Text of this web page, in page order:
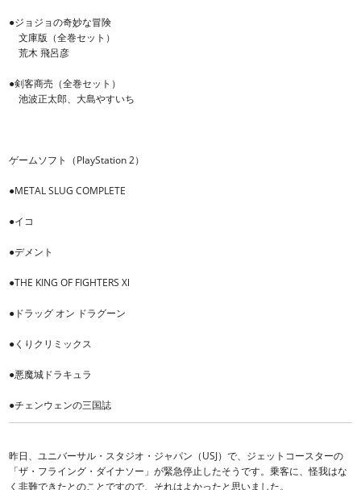
●ジョジョの奇妙な冒険
文庫版（全巻セット）
荒木 飛呂彦
●剣客商売（全巻セット）
池波正太郎、大島やすいち
ゲームソフト（PlayStation 2）
●METAL SLUG COMPLETE
●イコ
●デメント
●THE KING OF FIGHTERS Xl
●ドラッグ オン ドラグーン
●くりクリミックス
●悪魔城ドラキュラ
●チェンウェンの三国誌
昨日、ユニバーサル・スタジオ・ジャパン（USJ）で、ジェットコースターの
「ザ・フライング・ダイナソー」が緊急停止したそうです。乗客に、怪我はな
く非難できたとのことですので、それはよかったと思いました。